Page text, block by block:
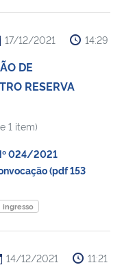
17/12/2021 14:29
DE
RESERVA
1 item)
024/2021
(pdf 153
ingresso
14/12/2021 11:21